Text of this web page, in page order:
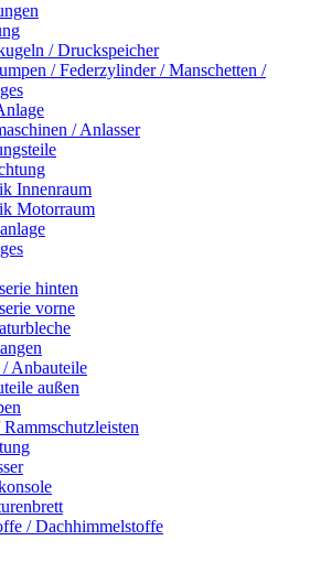
/ Druckspeicher
/ Federzylinder / Manschetten /
/ Anlasser
Innenraum
Motorraum
hinten
vorne
Anbauteile
außen
/ Dachhimmelstoffe